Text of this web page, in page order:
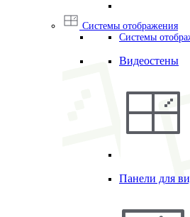
Системы отображения
Системы
Видеостены
Панели для